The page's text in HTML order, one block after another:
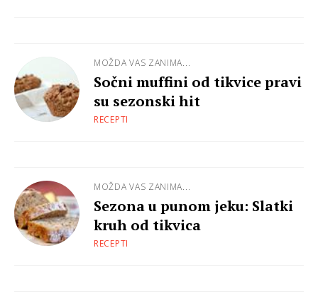
MOŽDA VAS ZANIMA...
Sočni muffini od tikvice pravi
su sezonski hit
RECEPTI
MOŽDA VAS ZANIMA...
Sezona u punom jeku: Slatki
kruh od tikvica
RECEPTI